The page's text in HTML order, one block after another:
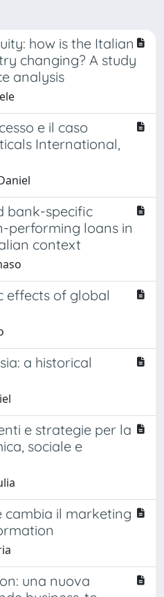
how is the Italian
changing? A study
analysis
e il caso
International,
bank-specific
performing loans in
context
effects of global
a historical
e strategie per la
sociale e
cambia il marketing
una nuova